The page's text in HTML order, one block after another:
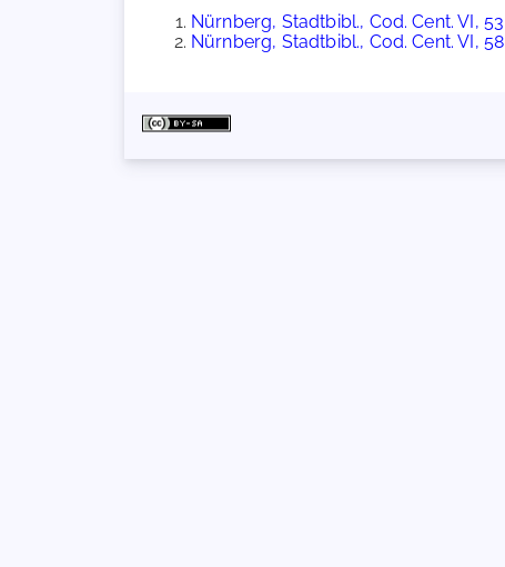
Nürnberg, Stadtbibl., Cod. Cent. VI, 53
Nürnberg, Stadtbibl., Cod. Cent. VI, 58